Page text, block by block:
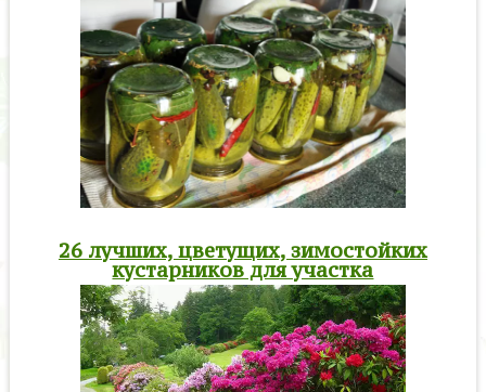
26 лучших, цветущих, зимостойких
кустарников для участка